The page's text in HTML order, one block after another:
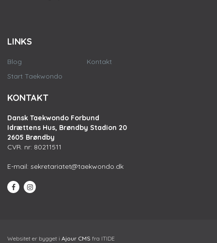
LINKS
Blog
Start Taekwondo
Kontakt
KONTAKT
Dansk Taekwondo Forbund
Idrættens Hus, Brøndby Stadion 20
2605 Brøndby
CVR. nr: 80211511
E-mail: sekretariatet@taekwondo.dk
Websitet er bygget i Ajour CMS fra ITIDE